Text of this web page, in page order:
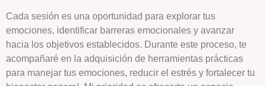
Cada sesión es una oportunidad para explorar tus
emociones, identificar barreras emocionales y avanzar
hacia los objetivos establecidos. Durante este proceso, te
acompañaré en la adquisición de herramientas prácticas
para manejar tus emociones, reducir el estrés y fortalecer tu